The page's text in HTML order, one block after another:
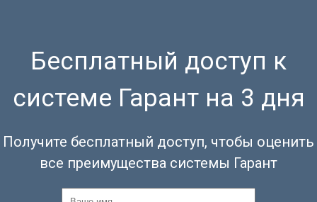
Бесплатный доступ к
системе Гарант на 3 дня
Получите бесплатный доступ, чтобы оценить
все преимущества системы Гарант